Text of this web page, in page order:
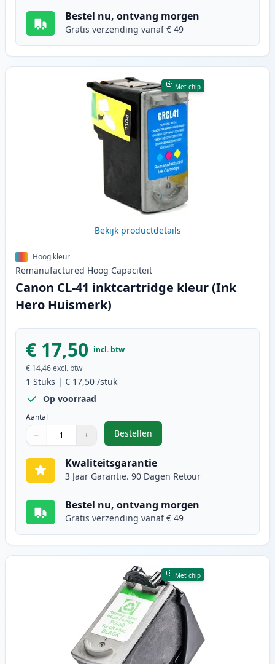
Bestel nu, ontvang morgen
Gratis verzending vanaf € 49
Met chip
Bekijk productdetails
Hoog kleur
Remanufactured Hoog Capaciteit
Canon CL-41 inktcartridge kleur (Ink
Hero Huismerk)
€ 17,50 incl. btw
€ 14,46excl. btw
1 Stuks | € 17,50 /stuk
Op voorraad
Aantal
Gebruik de knoppen om aan te passen
− +
1
Bestellen
,Canon CL-41 inktcartridge kleur
Kwaliteitsgarantie
3 Jaar Garantie. 90 Dagen Retour
Bestel nu, ontvang morgen
Gratis verzending vanaf € 49
Met chip